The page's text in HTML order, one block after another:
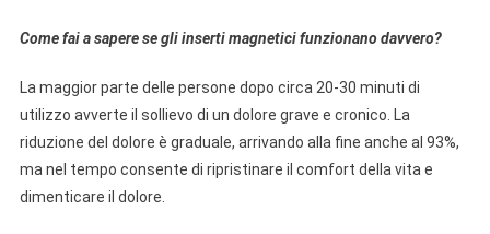
Come fai a sapere se gli inserti magnetici funzionano davvero?
La maggior parte delle persone dopo circa 20-30 minuti di
utilizzo avverte il sollievo di un dolore grave e cronico. La
riduzione del dolore è graduale, arrivando alla fine anche al 93%,
ma nel tempo consente di ripristinare il comfort della vita e
dimenticare il dolore.